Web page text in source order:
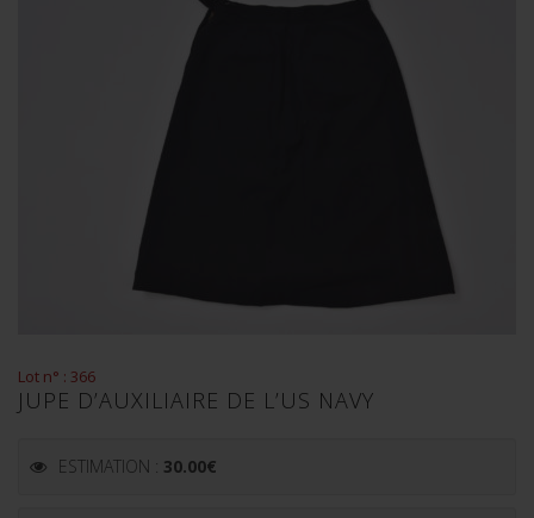
Lot n° : 366
JUPE D’AUXILIAIRE DE L’US NAVY
ESTIMATION : 30.00€